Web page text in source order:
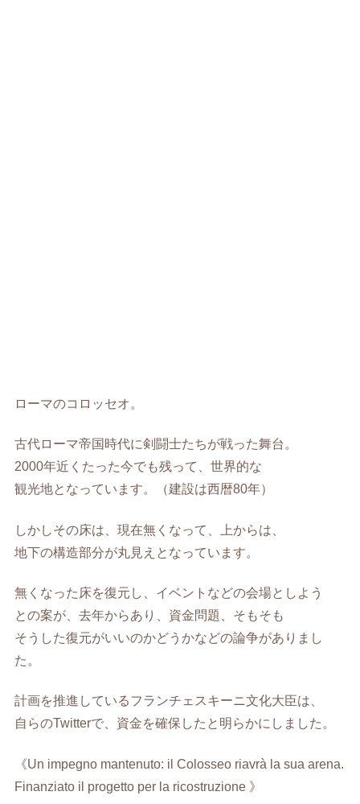
ローマのコロッセオ。
古代ローマ帝国時代に剣闘士たちが戦った舞台。
2000年近くたった今でも残って、世界的な
観光地となっています。（建設は西暦80年）
しかしその床は、現在無くなって、上からは、
地下の構造部分が丸見えとなっています。
無くなった床を復元し、イベントなどの会場としよう
との案が、去年からあり、資金問題、そもそも
そうした復元がいいのかどうかなどの論争がありまし
た。
計画を推進しているフランチェスキーニ文化大臣は、
自らのTwitterで、資金を確保したと明らかにしました。
《Un impegno mantenuto: il Colosseo riavrà la sua arena.
Finanziato il progetto per la ricostruzione 》